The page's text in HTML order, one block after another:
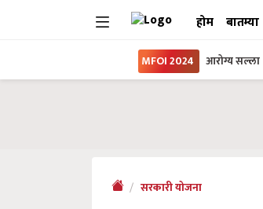
होम बातम्या
MFOI 2024 आरोग्य सल्ला
सरकारी योजना